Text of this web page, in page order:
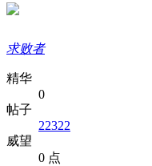
求败者
精华
0
帖子
22322
威望
0 点